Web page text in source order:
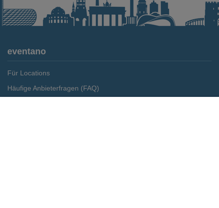
eventano
Für Locations
Häufige Anbieterfragen (FAQ)